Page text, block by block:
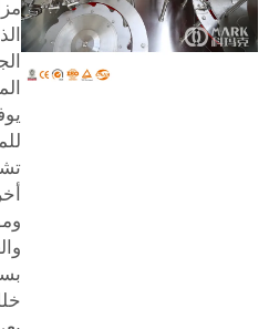
مزايا
الذي
الجهاز.
يوفرون
تشغيل
أخرى،
والعمل
خلل،